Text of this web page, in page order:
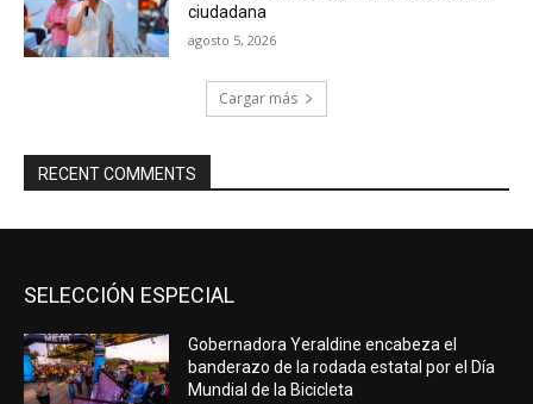
ciudadana
agosto 5, 2026
Cargar más
RECENT COMMENTS
SELECCIÓN ESPECIAL
Gobernadora Yeraldine encabeza el
banderazo de la rodada estatal por el Día
Mundial de la Bicicleta